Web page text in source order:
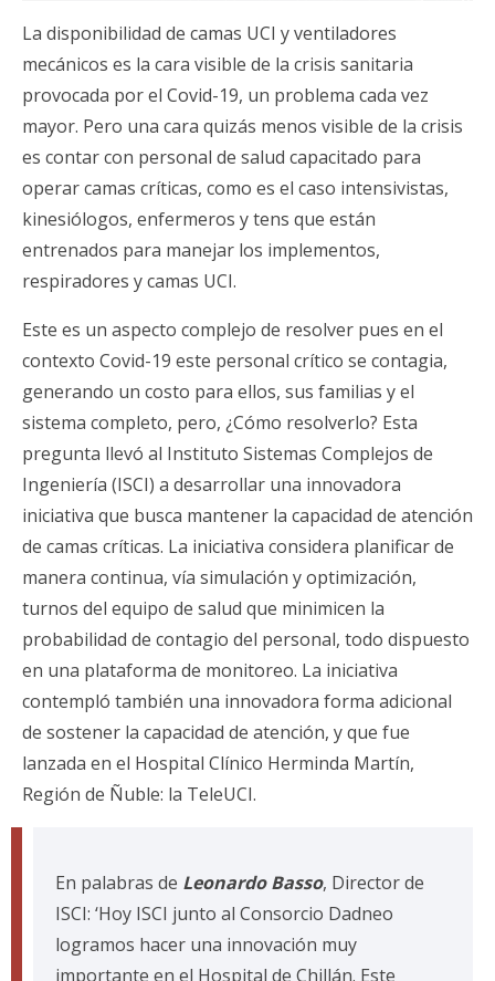
La disponibilidad de camas UCI y ventiladores
mecánicos es la cara visible de la crisis sanitaria
provocada por el Covid-19, un problema cada vez
mayor. Pero una cara quizás menos visible de la crisis
es contar con personal de salud capacitado para
operar camas críticas, como es el caso intensivistas,
kinesiólogos, enfermeros y tens que están
entrenados para manejar los implementos,
respiradores y camas UCI.
Este es un aspecto complejo de resolver pues en el
contexto Covid-19 este personal crítico se contagia,
generando un costo para ellos, sus familias y el
sistema completo, pero, ¿Cómo resolverlo? Esta
pregunta llevó al Instituto Sistemas Complejos de
Ingeniería (ISCI) a desarrollar una innovadora
iniciativa que busca mantener la capacidad de atención
de camas críticas. La iniciativa considera planificar de
manera continua, vía simulación y optimización,
turnos del equipo de salud que minimicen la
probabilidad de contagio del personal, todo dispuesto
en una plataforma de monitoreo. La iniciativa
contempló también una innovadora forma adicional
de sostener la capacidad de atención, y que fue
lanzada en el Hospital Clínico Herminda Martín,
Región de Ñuble: la TeleUCI.
En palabras de Leonardo Basso, Director de
ISCI: ‘Hoy ISCI junto al Consorcio Dadneo
logramos hacer una innovación muy
importante en el Hospital de Chillán. Este